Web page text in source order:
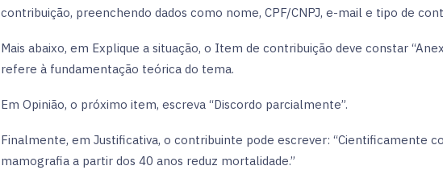
contribuição, preenchendo dados como nome, CPF/CNPJ, e-mail e tipo de
Mais abaixo, em Explique a situação, o Item de contribuição deve constar
refere à fundamentação teórica do tema.
Em Opinião, o próximo item, escreva “Discordo parcialmente”.
Finalmente, em Justificativa, o contribuinte pode escrever: “Cientificamente
mamografia a partir dos 40 anos reduz mortalidade.”